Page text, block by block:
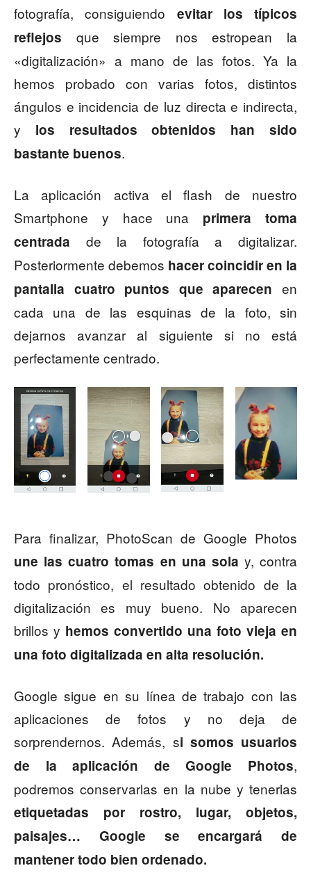
fotografía, consiguiendo evitar los típicos
reflejos que siempre nos estropean la
«digitalización» a mano de las fotos. Ya la
hemos probado con varias fotos, distintos
ángulos e incidencia de luz directa e indirecta,
y los resultados obtenidos han sido
bastante buenos.
La aplicación activa el flash de nuestro
Smartphone y hace una primera toma
centrada de la fotografía a digitalizar.
Posteriormente debemos hacer coincidir en la
pantalla cuatro puntos que aparecen en
cada una de las esquinas de la foto, sin
dejarnos avanzar al siguiente si no está
perfectamente centrado.
Para finalizar, PhotoScan de Google Photos
une las cuatro tomas en una sola y, contra
todo pronóstico, el resultado obtenido de la
digitalización es muy bueno. No aparecen
brillos y hemos convertido una foto vieja en
una foto digitalizada en alta resolución.
Google sigue en su línea de trabajo con las
aplicaciones de fotos y no deja de
sorprendernos. Además, si somos usuarios
de la aplicación de Google Photos,
podremos conservarlas en la nube y tenerlas
etiquetadas por rostro, lugar, objetos,
paisajes… Google se encargará de
mantener todo bien ordenado.